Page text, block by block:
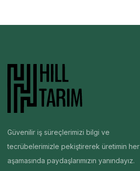
Güvenilir iş süreçlerimizi bilgi ve
tecrübelerimizle pekiştirerek üretimin her
aşamasında paydaşlarımızın yanındayız.